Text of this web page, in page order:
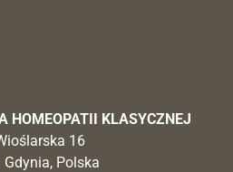
HOMEOPATII KLASYCZNEJ
16
Gdynia, Polska